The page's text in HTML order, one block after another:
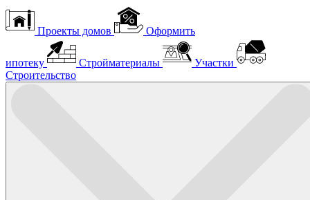
Проекты домов Оформить
ипотеку Стройматериалы
Участки
Строительство